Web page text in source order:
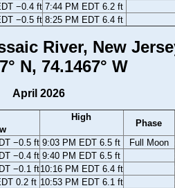
−0.4 ft 7:44 PM EDT 6.2 ft
−0.5 ft 8:25 PM EDT 6.4 ft
River, New
N, 74.1467° W
April 2026
High
Phase
−0.5 ft 9:03 PM EDT 6.5 ft Full Moon
−0.4 ft 9:40 PM EDT 6.5 ft
−0.1 ft10:16 PM EDT 6.4 ft
0.2 ft 10:53 PM EDT 6.1 ft